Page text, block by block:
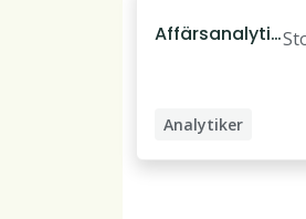
Affärsanalytik
Analytiker
Dataanalytiker